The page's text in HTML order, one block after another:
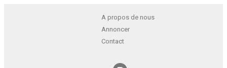
A propos de nous
Annoncer
Contact